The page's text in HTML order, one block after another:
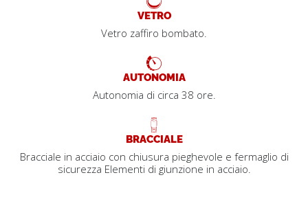
VETRO
Vetro zaffiro bombato.
AUTONOMIA
Autonomia di circa 38 ore.
BRACCIALE
Bracciale in acciaio con chiusura pieghevole e fermaglio di
sicurezza Elementi di giunzione in acciaio.